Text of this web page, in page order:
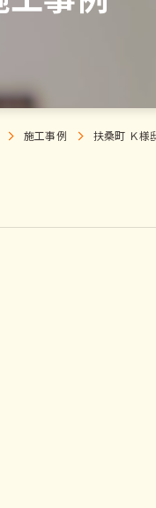
増改築
施工事例 扶桑町 Ｋ様